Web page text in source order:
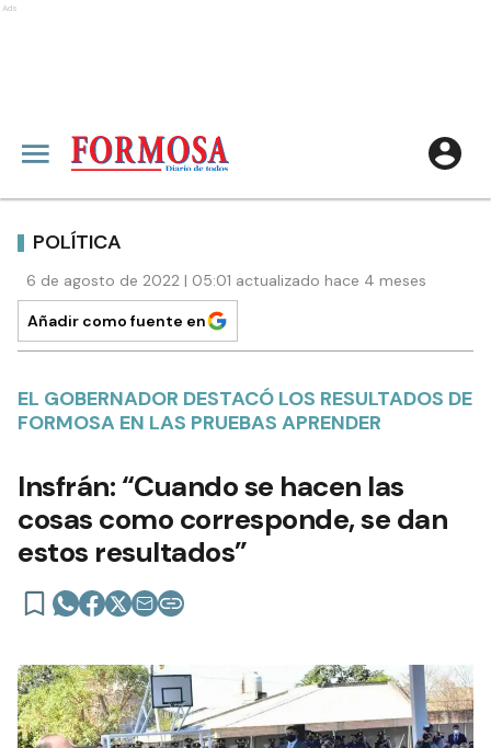
Ads
POLÍTICA
6 de agosto de 2022 | 05:01 actualizado hace 4 meses
Añadir como fuente en
EL GOBERNADOR DESTACÓ LOS RESULTADOS DE
FORMOSA EN LAS PRUEBAS APRENDER
Insfrán: “Cuando se hacen las
cosas como corresponde, se dan
estos resultados”